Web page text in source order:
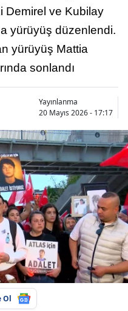
Demirel ve Kubilay
yürüyüş düzenlendi.
yürüyüş Mattia
sonlandı
Yayınlanma
20 Mayıs 2026 - 17:17
Ol